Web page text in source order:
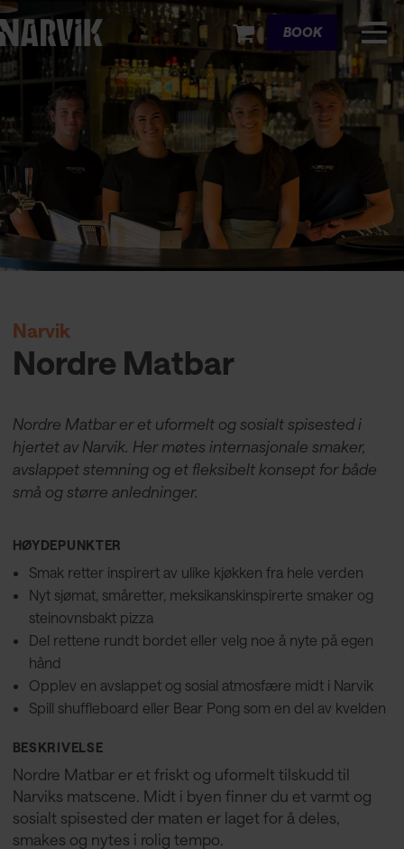
Cart
BOOK
Narvik
Nordre Matbar
Nordre Matbar er et uformelt og sosialt spisested i
hjertet av Narvik. Her møtes internasjonale smaker,
avslappet stemning og et fleksibelt konsept for både
små og større anledninger.
HØYDEPUNKTER
Smak retter inspirert av ulike kjøkken fra hele verden
Nyt sjømat, småretter, meksikanskinspirerte smaker og
steinovnsbakt pizza
Del rettene rundt bordet eller velg noe å nyte på egen
hånd
Opplev en avslappet og sosial atmosfære midt i Narvik
Spill shuffleboard eller Bear Pong som en del av kvelden
BESKRIVELSE
Nordre Matbar er et friskt og uformelt tilskudd til
Narviks matscene. Midt i byen finner du et varmt og
sosialt spisested der maten er laget for å deles,
smakes og nytes i rolig tempo.